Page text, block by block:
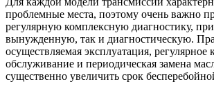
проблемные места, поэтому очень важно
регулярную комплексную диагностику,
вынужденную, так и диагностическую.
осуществляемая эксплуатация, регулярное
обслуживание и периодическая замена
существенно увеличить срок